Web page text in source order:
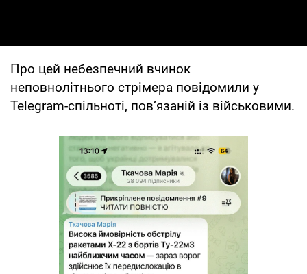
Про цей небезпечний вчинок
неповнолітнього стрімера повідомили у
Telegram-спільноті, пов’язаній із військовими.